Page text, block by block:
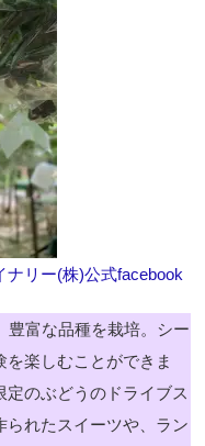
リー(株)公式facebook
豊富な品種を栽培。シー
楽しむことができま
のぶどうのドライブス
られたスイーツや、ラン